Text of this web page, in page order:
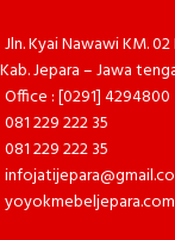
Jln. Kyai Nawawi KM.
Kab. Jepara – Jawa
Office : [0291] 4294800
081 229 222 35
081 229 222 35
yoyokmebeljepara.com